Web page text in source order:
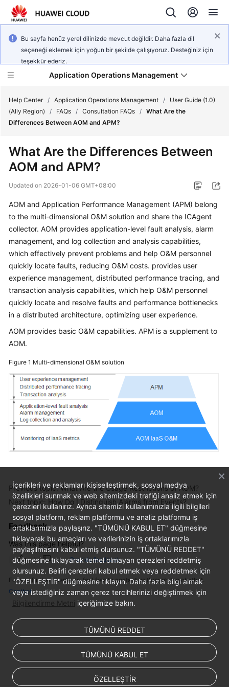
Bu sayfa henüz yerel dilinizde mevcut değildir. Daha fazla dil
seçeneği eklemek için yoğun bir şekilde çalışıyoruz. Desteğiniz için
teşekkür ederiz.
Application Operations Management
Service
Billing
Getting
Guide
Best
Practices
API
Reference
SDK
Reference
FAQs
Videos
Documentation
More
Documents
General
Reference
Glossary
Shared
Responsibilities
Level
Help Center / Application Operations Management /
User Guide (1.0)
(Ally Region)
/ FAQs / Consultation FAQs / What Are the
Differences Between AOM and APM?
What Are the Differences Between
AOM and APM?
Updated on 2026-01-06 GMT+08:00
AOM and Application Performance Management (APM) belong
to the multi-dimensional O&M solution and share the ICAgent
collector. AOM provides application-level fault analysis, alarm
management, and log collection and analysis capabilities,
which effectively prevent problems and help O&M personnel
quickly locate faults, reducing O&M costs. provides user
experience management, distributed performance tracing, and
transaction analysis capabilities, which help O&M personnel
quickly locate and resolve faults and performance bottlenecks
in a distributed architecture, optimizing user experience.
AOM provides basic O&M capabilities. APM is a supplement to
AOM.
Figure 1 Multi-dimensional O&M solution
Previous topic: What Are the Usage Restrictions of AOM?
Next topic: How Do I Distinguish Alarms from Events?
Feedback
Was this page helpful?
Provide feedback
For any further questions, feel free to contact us through the chatbot.
Chatbot
İçerikleri ve reklamları kişiselleştirmek, sosyal medya
özellikleri sunmak ve web sitemizdeki trafiği analiz etmek için
çerezleri kullanırız. Ayrıca sitemizi kullanımınızla ilgili bilgileri
sosyal platform, reklam platformu ve analiz platformu iş
ortaklarımızla paylaşırız. "TÜMÜNÜ KABUL ET" düğmesine
tıklayarak bu amaçları ve verilerinizin iş ortaklarımızla
paylaşılmasını kabul etmiş olursunuz. "TÜMÜNÜ REDDET"
düğmesine tıklayarak temel olmayan çerezleri reddetmiş
olursunuz. Belirli çerezleri kabul etmek veya reddetmek için
"ÖZELLEŞTİR" düğmesine tıklayın. Daha fazla bilgi almak
veya istediğiniz zaman çerez tercihlerinizi değiştirmek için
Bilgilendirme Metni içeriğimize bakın.
TÜMÜNÜ REDDET
TÜMÜNÜ KABUL ET
ÖZELLEŞTİR